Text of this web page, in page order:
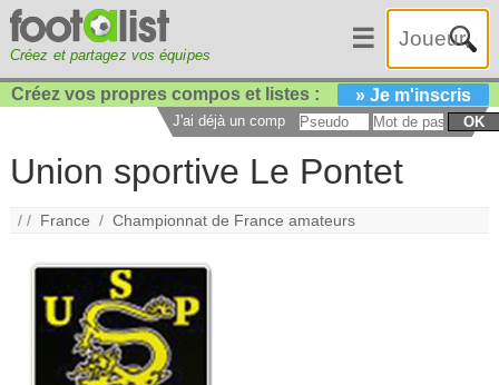
Créez et partagez vos équipes
☰
Créez vos propres compos et listes : » Je m'inscris
J'ai déjà un compte : OK
Union sportive Le Pontet
/ / France /Championnat de France amateurs